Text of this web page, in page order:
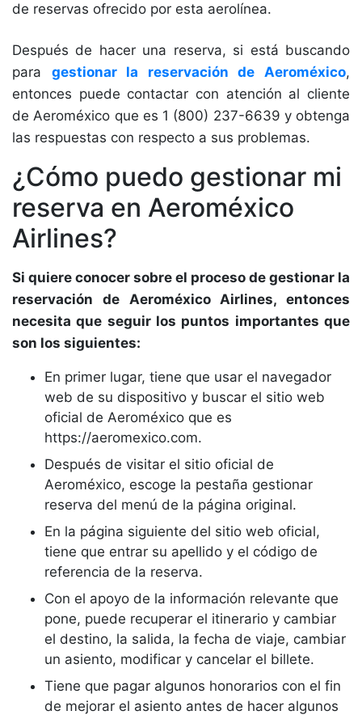
de reservas ofrecido por esta aerolínea.
Después de hacer una reserva, si está buscando
para gestionar la reservación de Aeroméxico,
entonces puede contactar con atención al cliente
de Aeroméxico que es 1 (800) 237-6639 y obtenga
las respuestas con respecto a sus problemas.
¿Cómo puedo gestionar mi
reserva en Aeroméxico
Airlines?
Si quiere conocer sobre el proceso de gestionar la
reservación de Aeroméxico Airlines, entonces
necesita que seguir los puntos importantes que
son los siguientes:
En primer lugar, tiene que usar el navegador
web de su dispositivo y buscar el sitio web
oficial de Aeroméxico que es
https://aeromexico.com.
Después de visitar el sitio oficial de
Aeroméxico, escoge la pestaña gestionar
reserva del menú de la página original.
En la página siguiente del sitio web oficial,
tiene que entrar su apellido y el código de
referencia de la reserva.
Con el apoyo de la información relevante que
pone, puede recuperar el itinerario y cambiar
el destino, la salida, la fecha de viaje, cambiar
un asiento, modificar y cancelar el billete.
Tiene que pagar algunos honorarios con el fin
de mejorar el asiento antes de hacer algunos